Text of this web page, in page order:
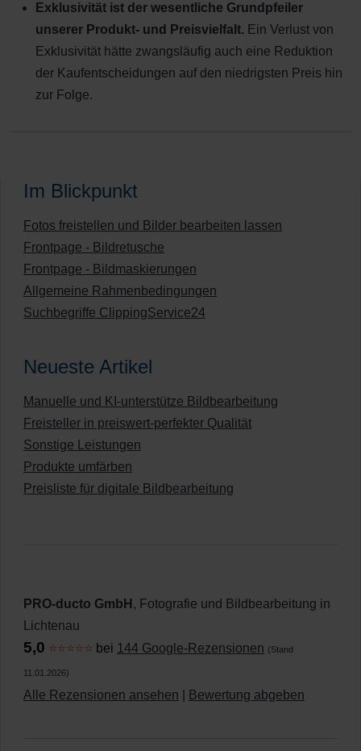
Exklusivität ist der wesentliche Grundpfeiler
unserer Produkt- und Preisvielfalt. Ein Verlust von
Exklusivität hätte zwangsläufig auch eine Reduktion
der Kaufentscheidungen auf den niedrigsten Preis hin
zur Folge.
Im Blickpunkt
Fotos freistellen und Bilder bearbeiten lassen
Frontpage - Bildretusche
Frontpage - Bildmaskierungen
Allgemeine Rahmenbedingungen
Suchbegriffe ClippingService24
Neueste Artikel
Manuelle und KI-unterstütze Bildbearbeitung
Freisteller in preiswert-perfekter Qualität
Sonstige Leistungen
Produkte umfärben
Preisliste für digitale Bildbearbeitung
PRO-ducto GmbH , Fotografie und Bildbearbeitung in
Lichtenau
5,0 ⭐⭐⭐⭐⭐ bei 144 Google-Rezensionen (Stand
11.01.2026)
Alle Rezensionen ansehen Bewertung abgeben